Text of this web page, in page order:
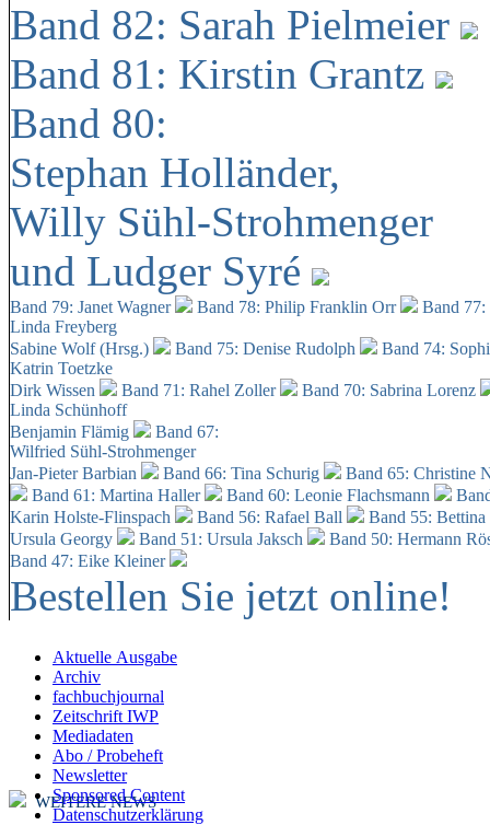
Band 82: Sarah Pielmeier
Band 81: Kirstin Grantz
Band 80:
Stephan Holländer,
Willy Sühl-Strohmenger
und Ludger Syré
Band 79: Janet Wagner Band 78: Philip Franklin Orr
Band
Linda Freyberg
Sabine Wolf (Hrsg.)
Band 75: Denise Rudolph
Band 74:
Katrin Toetzke
Dirk Wissen
Band 71: Rahel Zoller
Band 70: Sabrina Lorenz
Linda Schünhoff
Benjamin Flämig
Band 67:
Wilfried Sühl-Strohmenger
Jan-Pieter Barbian
Band 66: Tina Schurig
Band 65: Christine
Band 61: Martina Haller
Band 60: Leonie Flachsmann
Karin Holste-Flinspach
Band 56: Rafael Ball
Band 55:
Ursula Georgy
Band 51: Ursula Jaksch Band 50: Hermann
Band 47: Eike Kleiner
Bestellen Sie jetzt online!
Aktuelle Ausgabe
Archiv
fachbuchjournal
Zeitschrift IWP
Mediadaten
Abo / Probeheft
Newsletter
Sponsored Content
Datenschutzerklärung
WEITERE NEWS